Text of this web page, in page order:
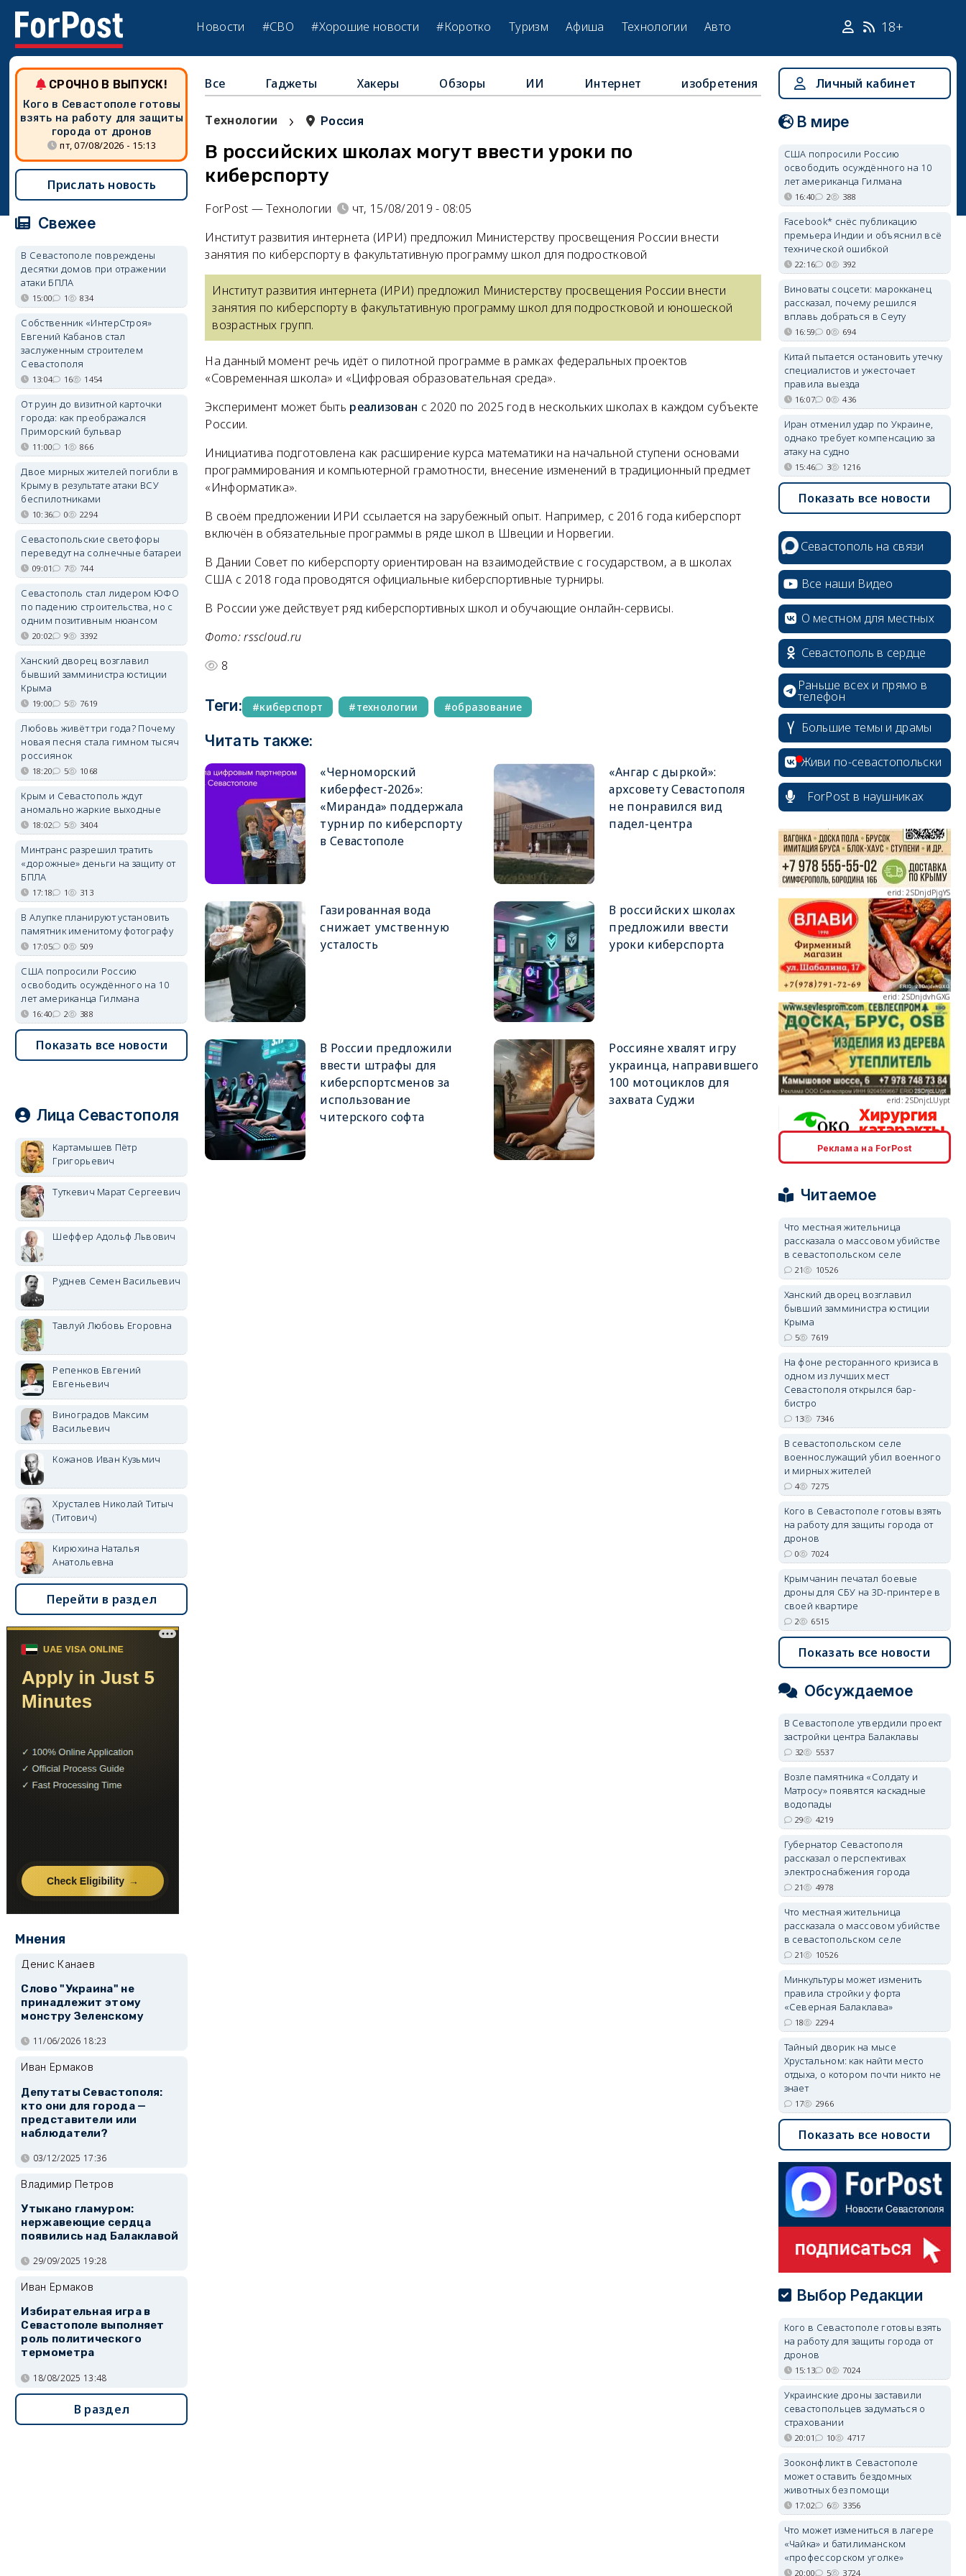
Новости #СВО #Хорошие новости #Коротко Туризм Афиша Технологии Авто 18+
Все Гаджеты Хакеры Обзоры ИИ Интернет изобретения
Технологии › Россия
В российских школах могут ввести уроки по
киберспорту
ForPost — Технологии
чт, 15/08/2019 - 08:05
Институт развития интернета (ИРИ) предложил Министерству просвещения России внести
занятия по киберспорту в факультативную программу школ для подростковой
Институт развития интернета (ИРИ) предложил Министерству просвещения России внести
занятия по киберспорту в факультативную программу школ для подростковой и юношеской
возрастных групп.
На данный момент речь идёт о пилотной программе в рамках федеральных проектов
«Современная школа» и «Цифровая образовательная среда».
Эксперимент может быть реализован с 2020 по 2025 год в нескольких школах в каждом субъекте
России.
Инициатива подготовлена как расширение курса математики на начальной ступени основами
программирования и компьютерной грамотности, внесение изменений в традиционный предмет
«Информатика».
В своём предложении ИРИ ссылается на зарубежный опыт. Например, с 2016 года киберспорт
включён в обязательные программы в ряде школ в Швеции и Норвегии.
В Дании Совет по киберспорту ориентирован на взаимодействие с государством, а в школах
США с 2018 года проводятся официальные киберспортивные турниры.
В России уже действует ряд киберспортивных школ и обучающие онлайн-сервисы.
Фото: rsscloud.ru
8
Теги: киберспорт технологии образование
Читать также:
«Черноморский
киберфест-2026»:
«Миранда» поддержала
турнир по киберспорту
в Севастополе
«Ангар с дыркой»:
архсовету Севастополя
не понравился вид
падел-центра
Газированная вода
снижает умственную
усталость
В российских школах
предложили ввести
уроки киберспорта
В России предложили
ввести штрафы для
киберспортсменов за
использование
читерского софта
Россияне хвалят игру
украинца, направившего
100 мотоциклов для
захвата Суджи
СРОЧНО В ВЫПУСК!
Кого в Севастополе готовы
взять на работу для защиты
города от дронов
пт, 07/08/2026 - 15:13
Прислать новость
Свежее
В Севастополе повреждены
десятки домов при отражении
атаки БПЛА
15:00 1 834
Собственник «ИнтерСтроя»
Евгений Кабанов стал
заслуженным строителем
Севастополя
13:04 16 1454
От руин до визитной карточки
города: как преображался
Приморский бульвар
11:00 1 866
Двое мирных жителей погибли в
Крыму в результате атаки ВСУ
беспилотниками
10:36 0 2294
Севастопольские светофоры
переведут на солнечные батареи
09:01 7 744
Севастополь стал лидером ЮФО
по падению строительства, но с
одним позитивным нюансом
20:02 9 3392
Ханский дворец возглавил
бывший замминистра юстиции
Крыма
19:00 5 7619
Любовь живёт три года? Почему
новая песня стала гимном тысяч
россиянок
18:20 5 1068
Крым и Севастополь ждут
аномально жаркие выходные
18:02 5 3404
Минтранс разрешил тратить
«дорожные» деньги на защиту от
БПЛА
17:18 1 313
В Алупке планируют установить
памятник именитому фотографу
17:05 0 509
США попросили Россию
освободить осуждённого на 10
лет американца Гилмана
16:40 2 388
Показать все новости
Лица Севастополя
Картамышев Пётр
Григорьевич
Туткевич Марат Сергеевич
Шеффер Адольф Львович
Руднев Семен Васильевич
Тавлуй Любовь Егоровна
Репенков Евгений
Евгеньевич
Виноградов Максим
Васильевич
Кожанов Иван Кузьмич
Хрусталев Николай Титыч
(Титович)
Кирюхина Наталья
Анатольевна
Перейти в раздел
Мнения
Денис Канаев
Слово "Украина" не
принадлежит этому
монстру Зеленскому
11/06/2026 18:23
Иван Ермаков
Депутаты Севастополя:
кто они для города —
представители или
наблюдатели?
03/12/2025 17:36
Владимир Петров
Утыкано гламуром:
нержавеющие сердца
появились над Балаклавой
29/09/2025 19:28
Иван Ермаков
Избирательная игра в
Севастополе выполняет
роль политического
термометра
18/08/2025 13:48
В раздел
Личный кабинет
В мире
США попросили Россию
освободить осуждённого на 10
лет американца Гилмана
16:40 2 388
Facebook* снёс публикацию
премьера Индии и объяснил всё
технической ошибкой
22:16 0 392
Виноваты соцсети: марокканец
рассказал, почему решился
вплавь добраться в Сеуту
16:59 0 694
Китай пытается остановить утечку
специалистов и ужесточает
правила выезда
16:07 0 436
Иран отменил удар по Украине,
однако требует компенсацию за
атаку на судно
15:46 3 1216
Показать все новости
Севастополь на связи
Все наши Видео
О местном для местных
Севастополь в сердце
Раньше всех и прямо в
телефон
Большие темы и драмы
Живи по-севастопольски
ForPost в наушниках
erid: 2SDnjcrDNw6
erid: 2SDnjdPjgYS
erid: 2SDnjdvhGXG
erid: 2SDnjcLUypt
erid: 2SDnjcrDNw6
erid: 2SDnjdvhGXG
Реклама на ForPost
Читаемое
Что местная жительница
рассказала о массовом убийстве
в севастопольском селе
21 10526
Ханский дворец возглавил
бывший замминистра юстиции
Крыма
5 7619
На фоне ресторанного кризиса в
одном из лучших мест
Севастополя открылся бар-
бистро
13 7346
В севастопольском селе
военнослужащий убил военного
и мирных жителей
4 7275
Кого в Севастополе готовы взять
на работу для защиты города от
дронов
0 7024
Крымчанин печатал боевые
дроны для СБУ на 3D-принтере в
своей квартире
2 6515
Показать все новости
Обсуждаемое
В Севастополе утвердили проект
застройки центра Балаклавы
32 5537
Возле памятника «Солдату и
Матросу» появятся каскадные
водопады
29 4219
Губернатор Севастополя
рассказал о перспективах
электроснабжения города
21 4978
Что местная жительница
рассказала о массовом убийстве
в севастопольском селе
21 10526
Минкультуры может изменить
правила стройки у форта
«Северная Балаклава»
18 2294
Тайный дворик на мысе
Хрустальном: как найти место
отдыха, о котором почти никто не
знает
17 2966
Показать все новости
Выбор Редакции
Кого в Севастополе готовы взять
на работу для защиты города от
дронов
15:13 0 7024
Украинские дроны заставили
севастопольцев задуматься о
страховании
20:01 10 4717
Зооконфликт в Севастополе
может оставить бездомных
животных без помощи
17:02 6 3356
Что может измениться в лагере
«Чайка» и батилиманском
«профессорском уголке»
20:00 5 3724